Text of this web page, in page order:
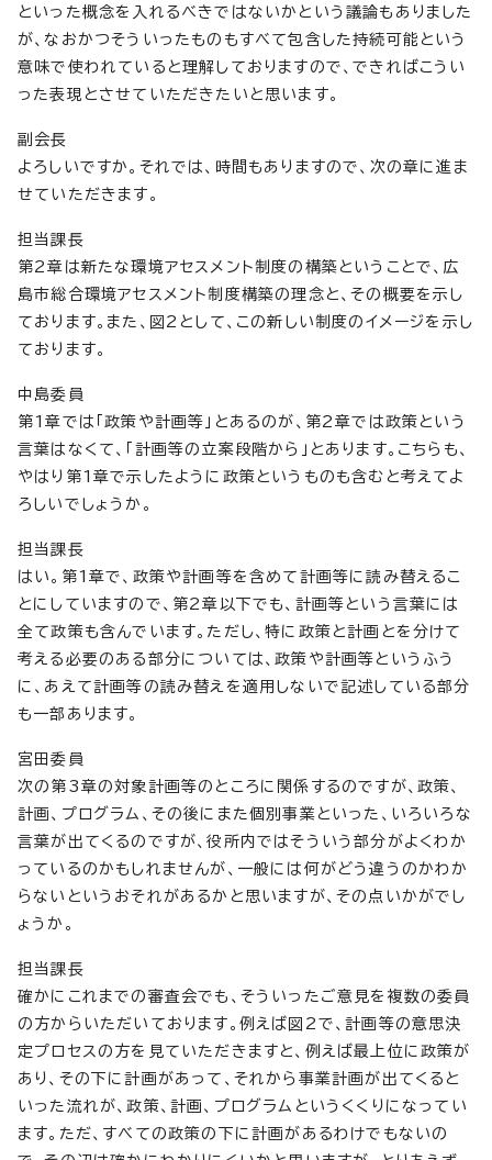
といった概念を入れるべきではないかという議論もありました
が、なおかつそういったものもすべて包含した持続可能という
意味で使われていると理解しておりますので、できればこうい
った表現とさせていただきたいと思います。
副会長
よろしいですか。それでは、時間もありますので、次の章に進ま
せていただきます。
担当課長
第2章は新たな環境アセスメント制度の構築ということで、広
島市総合環境アセスメント制度構築の理念と、その概要を示し
ております。また、図2として、この新しい制度のイメージを示し
ております。
中島委員
第1章では「政策や計画等」とあるのが、第2章では政策という
言葉はなくて、「計画等の立案段階から」とあります。こちらも、
やはり第1章で示したように政策というものも含むと考えてよ
ろしいでしょうか。
担当課長
はい。第1章で、政策や計画等を含めて計画等に読み替えるこ
とにしていますので、第2章以下でも、計画等という言葉には
全て政策も含んでいます。ただし、特に政策と計画とを分けて
考える必要のある部分については、政策や計画等というふう
に、あえて計画等の読み替えを適用しないで記述している部分
も一部あります。
宮田委員
次の第3章の対象計画等のところに関係するのですが、政策、
計画、プログラム、その後にまた個別事業といった、いろいろな
言葉が出てくるのですが、役所内ではそういう部分がよくわか
っているのかもしれませんが、一般には何がどう違うのかわか
らないというおそれがあるかと思いますが、その点いかがでし
ょうか。
担当課長
確かにこれまでの審査会でも、そういったご意見を複数の委員
の方からいただいております。例えば図2で、計画等の意思決
定プロセスの方を見ていただきますと、例えば最上位に政策が
あり、その下に計画があって、それから事業計画が出てくると
いった流れが、政策、計画、プログラムというくくりになってい
ます。ただ、すべての政策の下に計画があるわけでもないの